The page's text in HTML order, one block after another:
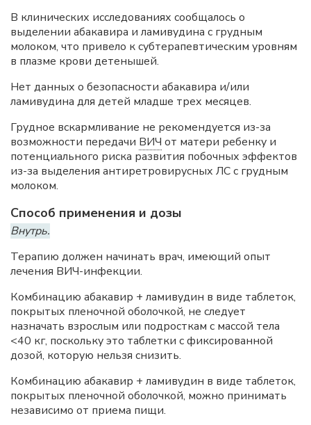
В клинических исследованиях сообщалось о
выделении абакавира и ламивудина с грудным
молоком, что привело к субтерапевтическим уровням
в плазме крови детенышей.
Нет данных о безопасности абакавира и/или
ламивудина для детей младше трех месяцев.
Грудное вскармливание не рекомендуется из-за
возможности передачи ВИЧ от матери ребенку и
потенциального риска развития побочных эффектов
из-за выделения антиретровирусных ЛС с грудным
молоком.
Способ применения и дозы
Внутрь.
Терапию должен начинать врач, имеющий опыт
лечения ВИЧ-инфекции.
Комбинацию абакавир + ламивудин в виде таблеток,
покрытых пленочной оболочкой, не следует
назначать взрослым или подросткам с массой тела
<40 кг, поскольку это таблетки с фиксированной
дозой, которую нельзя снизить.
Комбинацию абакавир + ламивудин в виде таблеток,
покрытых пленочной оболочкой, можно принимать
независимо от приема пищи.